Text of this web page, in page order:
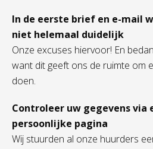
In de eerste brief en e-mail
niet helemaal duidelijk
Onze excuses hiervoor! En
want dit geeft ons de ruimte om
doen.
Controleer uw gegevens via
persoonlijke pagina
Wij stuurden al onze huurders